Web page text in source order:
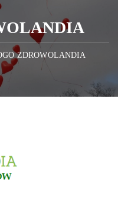
ZDROWOLANDIA